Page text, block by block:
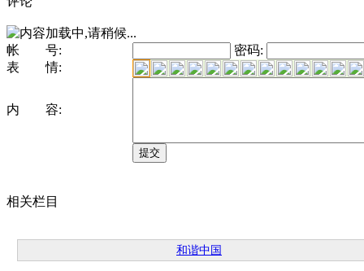
帐 号:
密码:
表 情:
内 容:
相关栏目
和谐中国